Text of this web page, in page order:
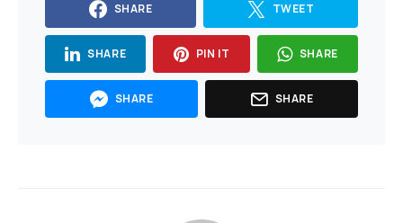
SHARE TWEET
SHARE PIN IT SHARE
SHARE SHARE